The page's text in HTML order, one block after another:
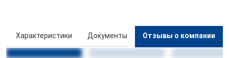
Характеристики Документы Отзывы о компании